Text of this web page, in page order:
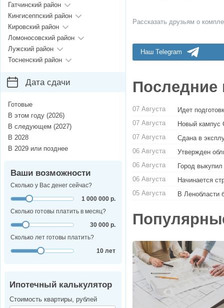
Рассказать друзьям о
Наш Telegram
Последние
07 Августа
Идет
07 Августа
Новый кампус
07 Августа
Сдана в
06 Августа
Утвержден
06 Августа
Город
06 Августа
Начинается
05 Августа
В Ленобласти
Гатчинский район
Кингисеппский район
Кировский район
Ломоносовский район
Лужский район
Тосненский район
Дата сдачи
Готовые
В этом году (2026)
В следующем (2027)
В 2028
В 2029 или позднее
Ваши возможности
Сколько у Вас денег сейчас?
1 000 000 р.
Сколько готовы платить в месяц?
30 000 р.
Сколько лет готовы платить?
10 лет
Ипотечный калькулятор
Стоимость квартиры, рублей